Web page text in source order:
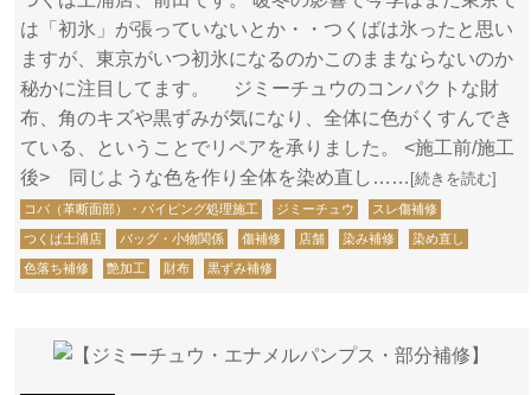
は「初氷」が張っていないとか・・つくばは氷ったと思い
ますが、東京がいつ初氷になるのかこのままならないのか
秘かに注目してます。 ジミーチュウのコンパクトな財
布、角のキズや黒ずみが気になり、全体に色がくすんでき
ている、ということでリペアを承りました。 <施工前/施工
後> 同じような色を作り全体を染め直し…… [続きを読む]
コバ（革断面部）・パイピング処理施工 ジミーチュウ スレ傷補修
つくば土浦店 バッグ・小物関係 傷補修 店舗 染み補修 染め直し
色落ち補修 艶加工 財布 黒ずみ補修